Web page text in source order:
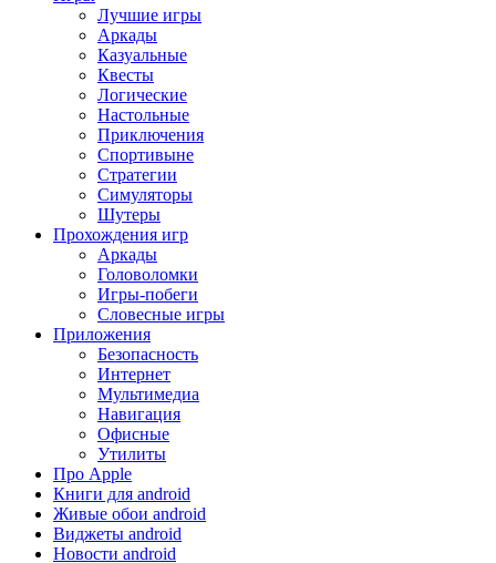
Лучшие игры
Аркады
Казуальные
Квесты
Логические
Настольные
Приключения
Спортивыне
Стратегии
Симуляторы
Шутеры
Прохождения игр
Аркады
Головоломки
Игры-побеги
Словесные игры
Приложения
Безопасность
Интернет
Мультимедиа
Навигация
Офисные
Утилиты
Про Apple
Книги для android
Живые обои android
Виджеты android
Новости android